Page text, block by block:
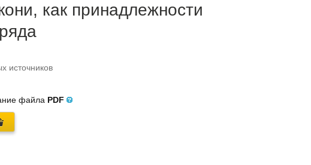
как принадлежности
источников
файла PDF